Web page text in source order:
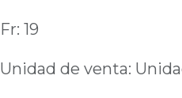
Fr: 19
Unidad de venta: